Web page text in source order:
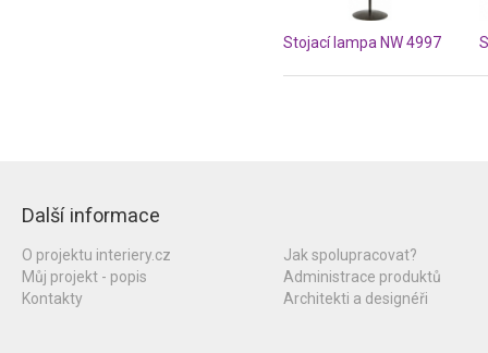
Stojací lampa NW 4997
Další informace
O projektu interiery.cz
Můj projekt - popis
Kontakty
Jak spolupracovat?
Administrace produktů
Architekti a designéři